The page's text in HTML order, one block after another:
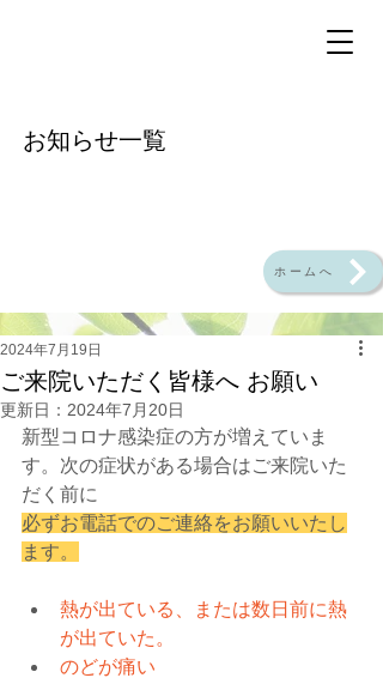
​お知らせ一覧
ホームへ
ご来院いただく皆様へ お願い
2024年7月19日
更新日： 2024年7月20日
新型コロナ感染症の方が増えていま
す。次の症状がある場合はご来院いた
だく前に
必ずお電話でのご連絡をお願いいたし
ます。
熱が出ている、または数日前に熱
が出ていた。
のどが痛い